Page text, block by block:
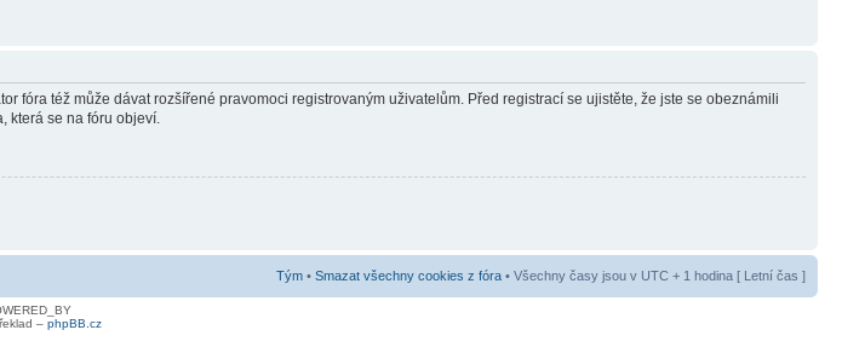
fóra též může dávat rozšířené pravomoci registrovaným uživatelům. Před registrací se ujistěte, že jste se obeznámili
která se na fóru objeví.
Tým • Smazat všechny cookies z fóra • Všechny časy jsou v UTC + 1 hodina [ Letní čas ]
– phpBB.cz